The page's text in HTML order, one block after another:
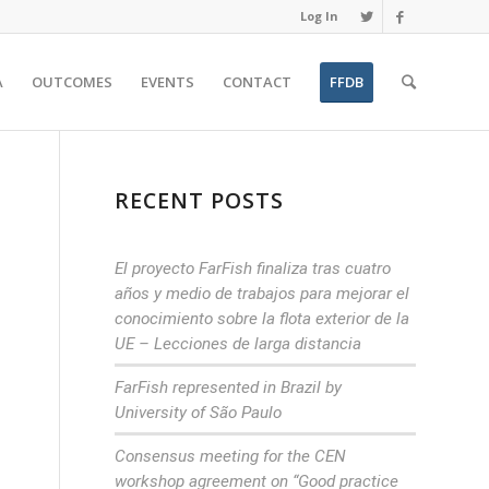
Log In
OUTCOMES EVENTS CONTACT FFDB
RECENT POSTS
El proyecto FarFish finaliza tras cuatro
años y medio de trabajos para mejorar el
conocimiento sobre la flota exterior de la
UE – Lecciones de larga distancia
FarFish represented in Brazil by
University of São Paulo
Consensus meeting for the CEN
workshop agreement on “Good practice